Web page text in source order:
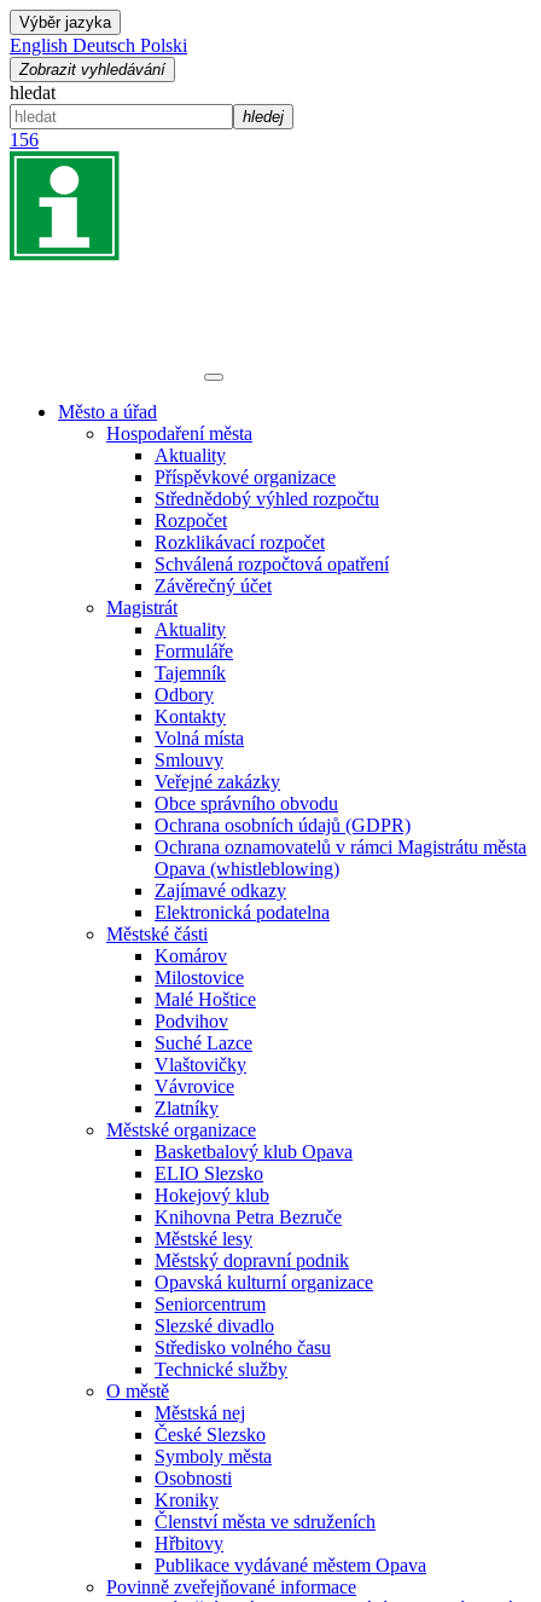
Výběr jazyka
English Deutsch Polski
Zobrazit vyhledávání
hledat
hledej
156
Město a úřad
Hospodaření města
Aktuality
Příspěvkové organizace
Střednědobý výhled rozpočtu
Rozpočet
Rozklikávací rozpočet
Schválená rozpočtová opatření
Závěrečný účet
Magistrát
Aktuality
Formuláře
Tajemník
Odbory
Kontakty
Volná místa
Smlouvy
Veřejné zakázky
Obce správního obvodu
Ochrana osobních údajů (GDPR)
Ochrana oznamovatelů v rámci Magistrátu města
Opava (whistleblowing)
Zajímavé odkazy
Elektronická podatelna
Městské části
Komárov
Milostovice
Malé Hoštice
Podvihov
Suché Lazce
Vlaštovičky
Vávrovice
Zlatníky
Městské organizace
Basketbalový klub Opava
ELIO Slezsko
Hokejový klub
Knihovna Petra Bezruče
Městské lesy
Městský dopravní podnik
Opavská kulturní organizace
Seniorcentrum
Slezské divadlo
Středisko volného času
Technické služby
O městě
Městská nej
České Slezsko
Symboly města
Osobnosti
Kroniky
Členství města ve sdruženích
Hřbitovy
Publikace vydávané městem Opava
Povinně zveřejňované informace